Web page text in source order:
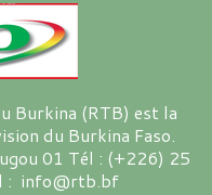
Burkina (RTB) est la
du Burkina Faso.
01 Tél : (+226) 25
: info@rtb.bf